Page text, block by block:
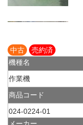
中古
売約済
機種名
作業機
商品コード
024-0224-01